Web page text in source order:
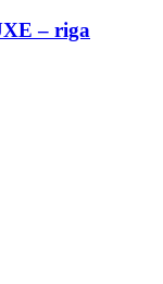
– riga